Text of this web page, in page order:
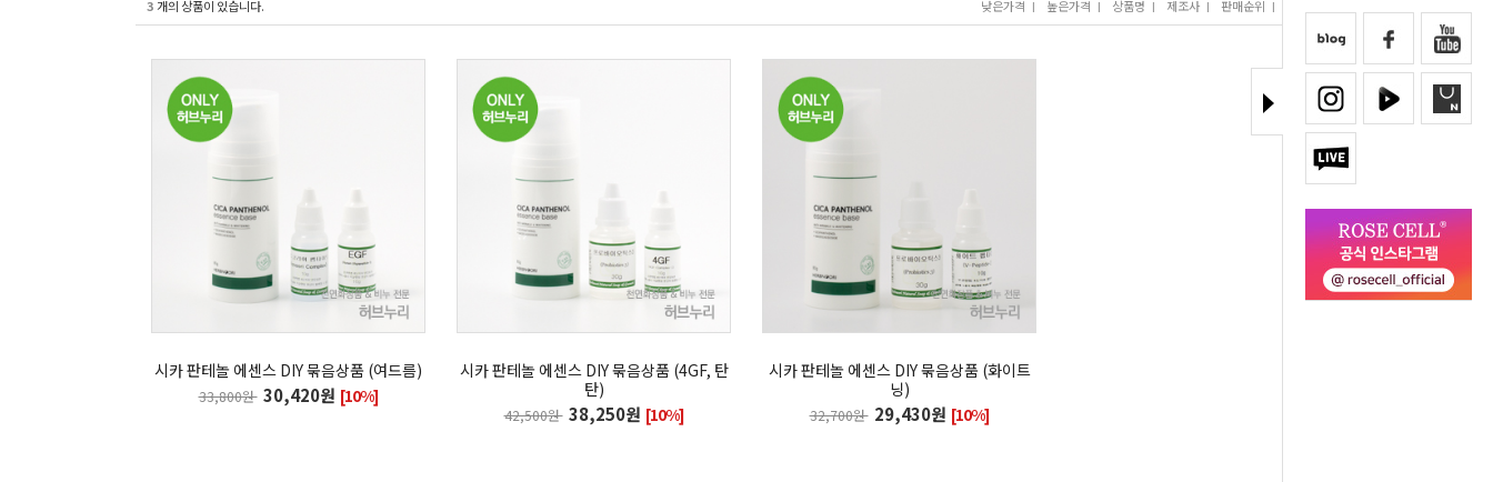
3개의 상품이 있습니다. 낮은가격 I 높은가격 I 상품명 I 제조사 I 판매순위 I
시카 판테놀 에센스 DIY 묶음상품 (여드름)
33,800원 30,420원 [10%]
시카 판테놀 에센스 DIY 묶음상품 (4GF, 탄
탄)
42,500원 38,250원 [10%]
시카 판테놀 에센스 DIY 묶음상품 (화이트
닝)
32,700원 29,430원 [10%]